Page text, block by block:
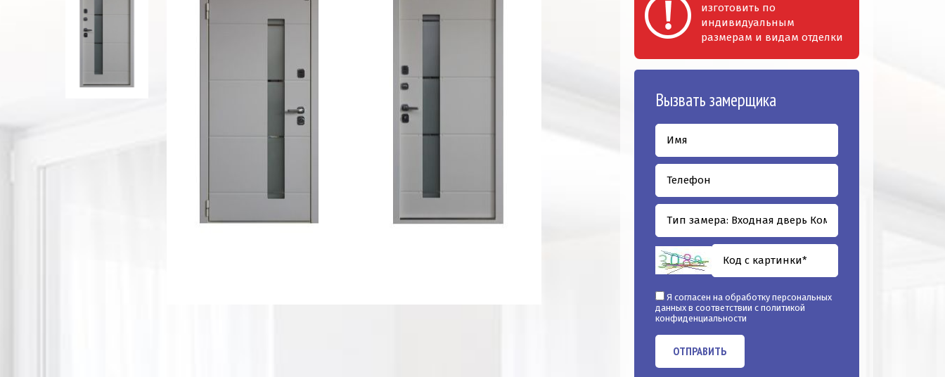
изготовить по
индивидуальным
размерам и видам отделки
Вызвать замерщика
Я согласен на обработку персональных
данных в соответствии с политикой
конфиденциальности
ОТПРАВИТЬ